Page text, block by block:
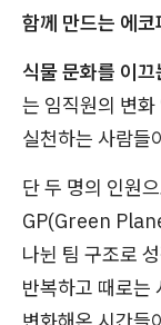
함께 만드는 에
식물 문화를 이
는 임직원의 변
실천하는 사람들
단 두 명의 인원
GP(Green
나뉜 팀 구조로
반복하고 때로는